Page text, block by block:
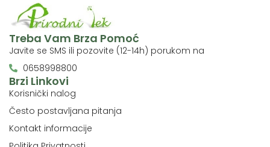
Brzi Linkovi
Korisnički nalog
Često postavljana pitanja
Kontakt informacije
Treba Vam Brza Pomoć
Javite se SMS ili pozovite (12-14h) porukom na
0658998800